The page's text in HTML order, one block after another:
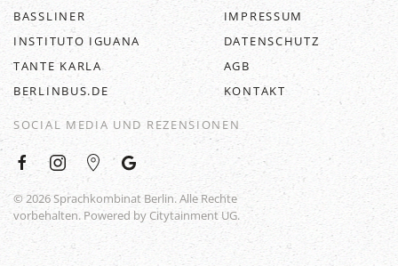
SOCIAL MEDIA UND REZENSIONEN
© 2026Sprachkombinat Berlin. Alle Rechte
vorbehalten. Powered by Citytainment UG.
BASSLINER
INSTITUTO IGUANA
TANTE KARLA
BERLINBUS.DE
IMPRESSUM
DATENSCHUTZ
AGB
KONTAKT